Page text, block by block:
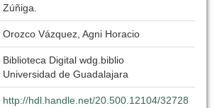
Zúñiga.
Orozco Vázquez, Agni Horacio
Biblioteca Digital wdg.biblio
Universidad de Guadalajara
http://hdl.handle.net/20.500.12104/32728